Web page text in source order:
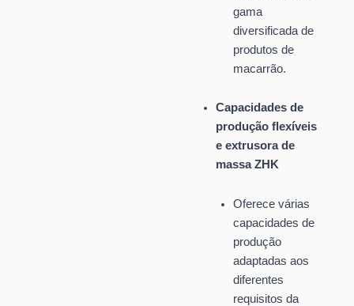
gama
diversificada de
produtos de
macarrão.
Capacidades de
produção flexíveis
e extrusora de
massa ZHK
Oferece várias
capacidades de
produção
adaptadas aos
diferentes
requisitos da